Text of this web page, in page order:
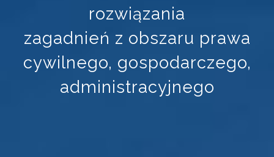
rozwiązania
zagadnień z obszaru prawa
cywilnego, gospodarczego,
administracyjnego